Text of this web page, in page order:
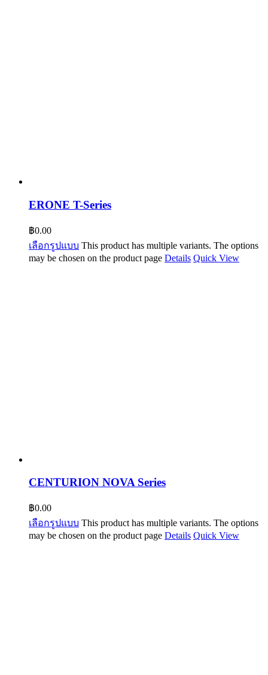
ERONE T-Series
฿0.00
เลือกรูปแบบ This product has multiple variants. The options
may be chosen on the product page Details Quick View
CENTURION NOVA Series
฿0.00
เลือกรูปแบบ This product has multiple variants. The options
may be chosen on the product page Details Quick View